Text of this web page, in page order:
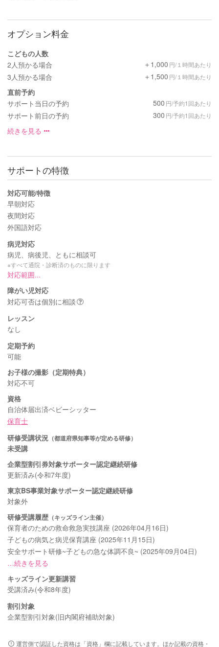
オプション料金
こどもの人数
2人預かる場合
＋1,000 円/１時間あたり
3人預かる場合 ＋1,500 円/１時間あたり
直前予約
サポート当日の予約
500 円/予約1回あたり
サポート前日の予約 300 円/予約1回あたり
続きを見る
サポートの特徴
対応可能/特徴
早朝対応
夜間対応
外国語対応
病児対応
病児、病後児、ともに相談可
※すべて通院・診断済のものに限ります
対応範囲...
障がい児対応
対応可否は個別に相談
レッスン
なし
定期予約
可能
お子様の撮影（定期特典）
対応不可
資格
自治体届出済ベビーシッター
保育士
研修受講状況 （都道府県知事等が定める研修）
未受講
企業型割引券対象サポーター認定継続研修
更新済み(令和7年度)
東京BS事業対象サポーター認定継続研修
対象外
研修受講履歴 （キッズライン主催）
保育者のための救命救急実技講座 (2026年04月16日)
子どもの病気と病児保育講座 (2025年11月15日)
安全サポート研修~子どもの急な体調不良~ (2025年09月04日)
…続きを見る
キッズライン更新講習
受講済み(令和8年度)
割引対象
企業型割引対象(旧内閣府補助対象)
運営側で認証した資格は「資格」欄に記載しています。ほか記載の資格・